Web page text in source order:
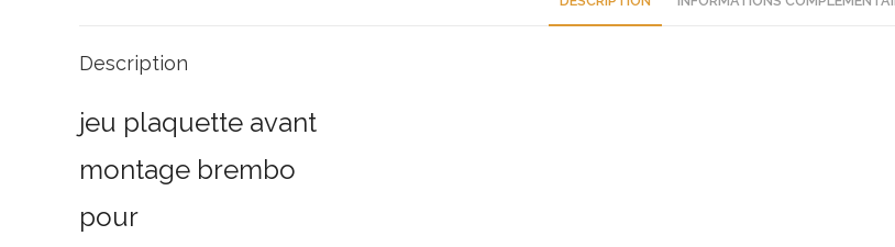
Description
jeu plaquette avant
montage brembo
pour